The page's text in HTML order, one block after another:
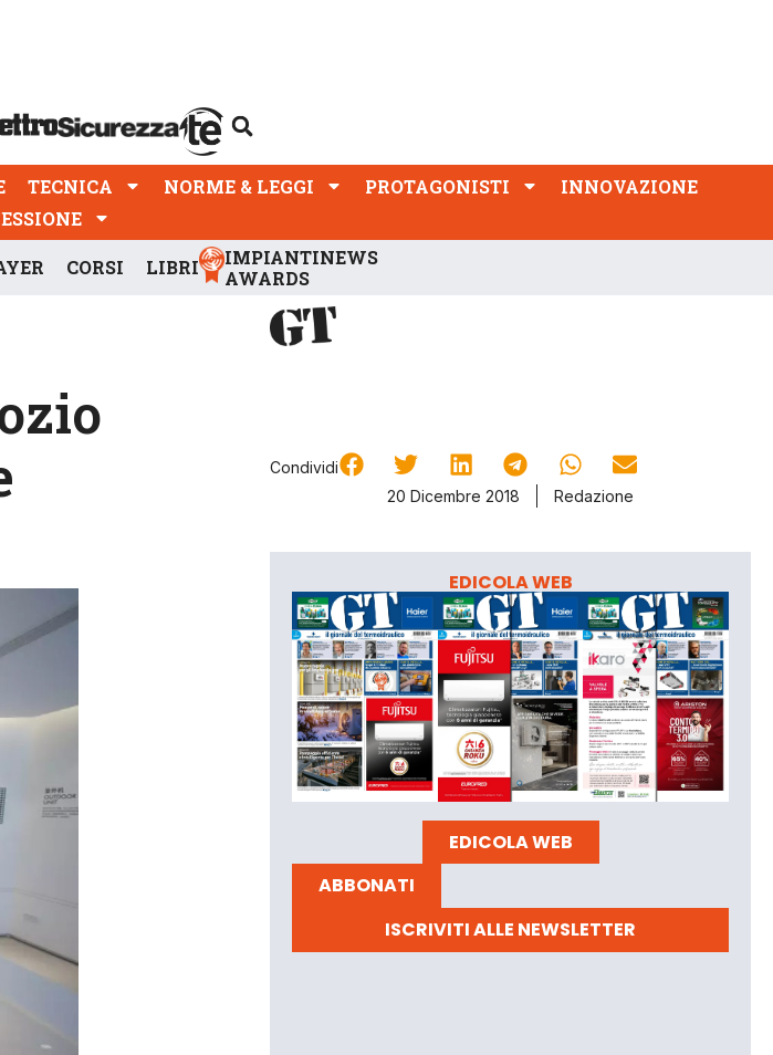
TECNICA NORME & LEGGI PROTAGONISTI
INNOVAZIONE
CORSI LIBRI
IMPIANTINEWS
AWARDS
Condividi
20 Dicembre 2018
Redazione
EDICOLA WEB
EDICOLA WEB
ABBONATI
ISCRIVITI ALLE NEWSLETTER